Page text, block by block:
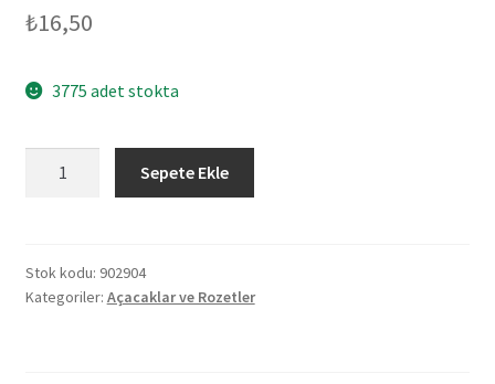
₺16,50
3775 adet stokta
AÇACAK
adet
Sepete Ekle
Stok kodu: 902904
Kategoriler: Açacaklar ve Rozetler